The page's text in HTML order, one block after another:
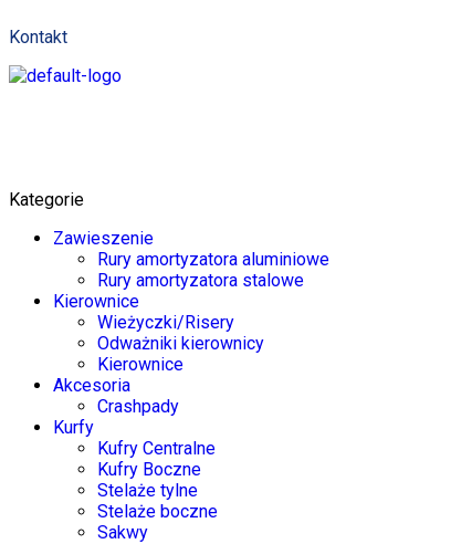
Kontakt
Kategorie
Zawieszenie
Rury amortyzatora aluminiowe
Rury amortyzatora stalowe
Kierownice
Wieżyczki/Risery
Odważniki kierownicy
Kierownice
Akcesoria
Crashpady
Kurfy
Kufry Centralne
Kufry Boczne
Stelaże tylne
Stelaże boczne
Sakwy